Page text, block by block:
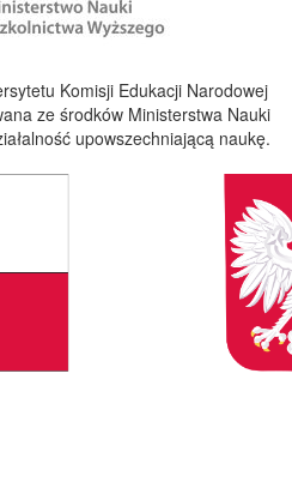
Komisji Edukacji Narodowej
ze środków Ministerstwa Nauki
upowszechniającą naukę.